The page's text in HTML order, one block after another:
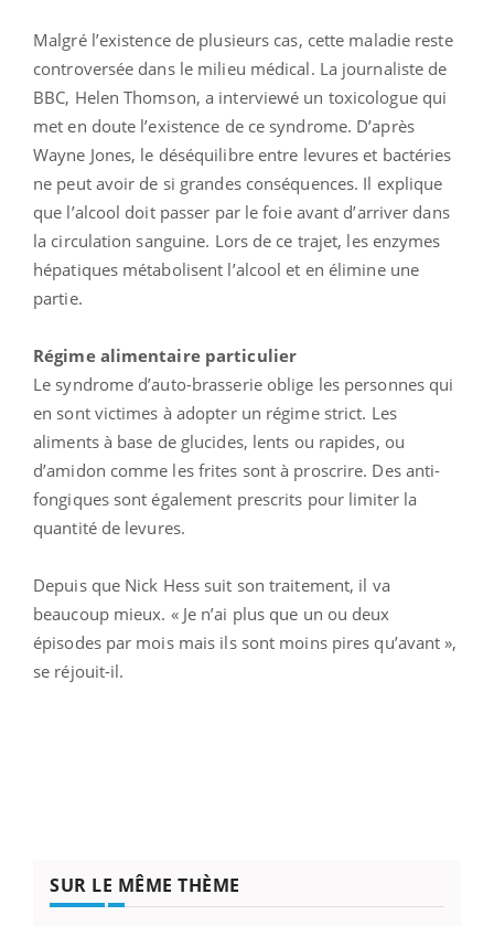
Malgré l’existence de plusieurs cas, cette maladie reste
controversée dans le milieu médical. La journaliste de
BBC, Helen Thomson, a interviewé un toxicologue qui
met en doute l’existence de ce syndrome. D’après
Wayne Jones, le déséquilibre entre levures et bactéries
ne peut avoir de si grandes conséquences. Il explique
que l’alcool doit passer par le foie avant d’arriver dans
la circulation sanguine. Lors de ce trajet, les enzymes
hépatiques métabolisent l’alcool et en élimine une
partie.
Régime alimentaire particulier
Le syndrome d’auto-brasserie oblige les personnes qui
en sont victimes à adopter un régime strict. Les
aliments à base de glucides, lents ou rapides, ou
d’amidon comme les frites sont à proscrire. Des anti-
fongiques sont également prescrits pour limiter la
quantité de levures.
Depuis que Nick Hess suit son traitement, il va
beaucoup mieux. « Je n’ai plus que un ou deux
épisodes par mois mais ils sont moins pires qu’avant »,
se réjouit-il.
SUR LE MÊME THÈME